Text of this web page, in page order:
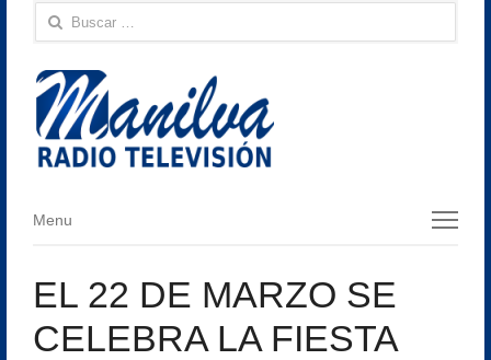
Buscar:
Menu
Menu
EL 22 DE MARZO SE
CELEBRA LA FIESTA